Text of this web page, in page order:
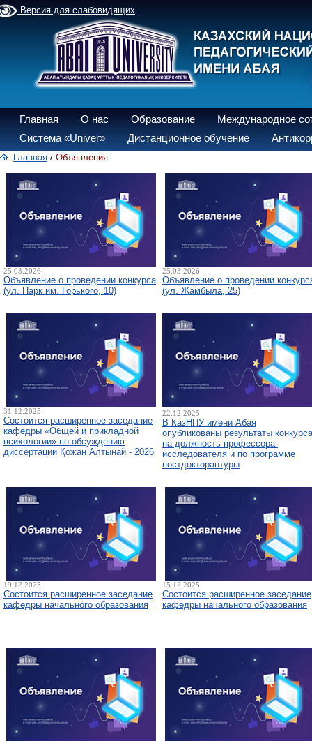
Версия для слабовидящих
Главная О нас Образование
Международное
Система «Univer»
Дистанционное обучение
Главная / Объявления
25.03.2026
Объявление о проведении конкурса
(ул. Парк им. Горького, 10)
25.03.2026
Объявление о проведении
(ул. Жамбыла, 25)
31.12.2025
Состоится расширенное заседание
кафедры «Общей и прикладной
психологии» по обсуждению
диссертации Қожан Алтынай - 2026
22.12.2025
В КазНПУ имени Абая
опубликованы результаты конкурса
на должность профессора-
исследователя и по программе
постдокторантуры
19.12.2025
Состоится расширенное заседание
кафедры начального образования
15.12.2025
Состоится расширенное заседание
кафедры начального образования